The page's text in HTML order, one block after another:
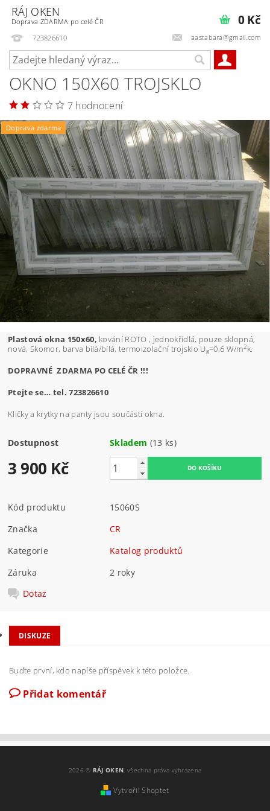
RÁJ OKEN
Doprava ZDARMA po celé ČR
723826610
aastabara@gmail.com
0 Kč
OKNO 150X60 TROJSKLO
7 hodnocení
Doprava zdarma
Plastová okna 150x60, kování ROTO , jednokřídlá, pouze sklopná,
nová, 5komor, barva bílá/bílá, termoizolační trojsklo Ug=0,6 W/m2k.
DOPRAVNÉ ZDARMA PO CELÉ ČR !!!
Ptejte se… tel. 723826610
Kličky a krytky na panty jsou součástí okna.
Dostupnost Skladem (13 ks)
3 900 Kč
Kód produktu
15060S
Značka
CR
Kategorie
Katalog produktů
Záruka
2 roky
Dotaz
DISKUZE
Buďte první, kdo napíše příspěvek k této položce.
Přidat komentář
2026 © RÁJ OKEN , všechna práva vyhrazena
Vytvořil Shoptet